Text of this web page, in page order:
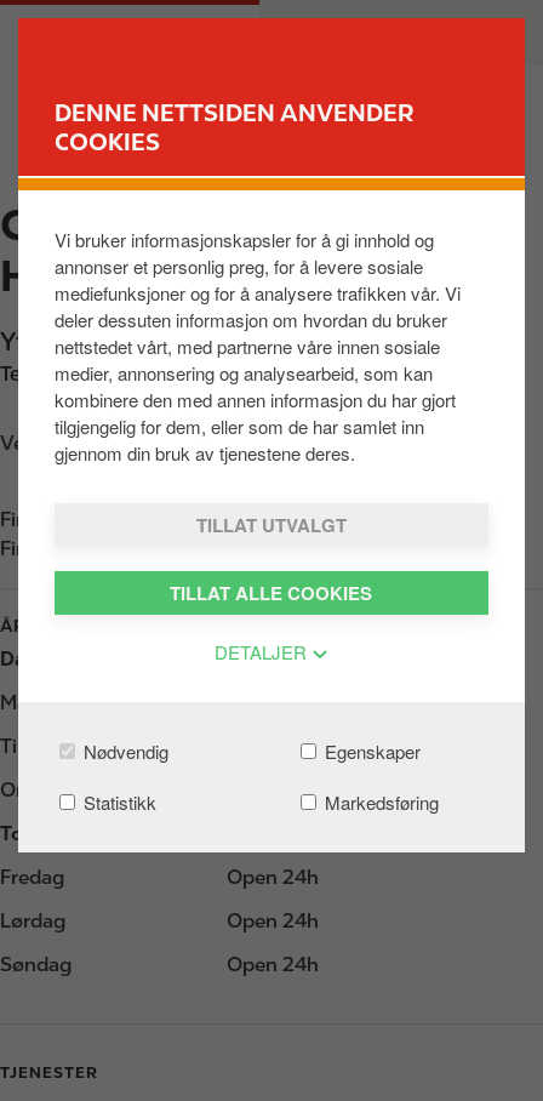
DENNE NETTSIDEN ANVENDER
COOKIES
Vi bruker informasjonskapsler for å gi innhold og
annonser et personlig preg, for å levere sosiale
mediefunksjoner og for å analysere trafikken vår. Vi
deler dessuten informasjon om hvordan du bruker
nettstedet vårt, med partnerne våre innen sosiale
medier, annonsering og analysearbeid, som kan
kombinere den med annen informasjon du har gjort
tilgjengelig for dem, eller som de har samlet inn
gjennom din bruk av tjenestene deres.
TILLAT UTVALGT
TILLAT ALLE COOKIES
DETALJER
Nødvendig
Egenskaper
Statistikk
Markedsføring
h
o
v
d
i
h
l
d
M
v
CIRCLE K AUTOMAT
HOVLAND
Yttersøveien 16,Larvik,3274 ,NO
Telefon: +4733114580
Veibeskrivelse
Finn oss i
Finn oss i
ÅPNINGSTIDER
Dag
Åpningstider
Mandag
Tirsdag
Open 24h
Onsdag
Open 24h
Torsdag
Fredag
Open 24h
Lørdag
Open 24h
Søndag
Open 24h
TJENESTER